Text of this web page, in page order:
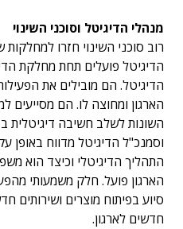
מנהלי הדיגיטל וסוכני השינוי
רוב סוכני השינוי חזרו
הדיגיטל פועלים תחת מחלקת
הדיגיטל. הם מובילים את
הארגון ומחוצה לו. הם מסייעים
השונות לשלב חשיבה דיגיטלית
וסמנכ"ל הדיגיטל מדווח
התהליך הדיגיטלי וכיצד הוא
הארגון פועל. חלק משמעותי
סיוע בפיתוח מוצרים ושירותים
חדשים לארגון.